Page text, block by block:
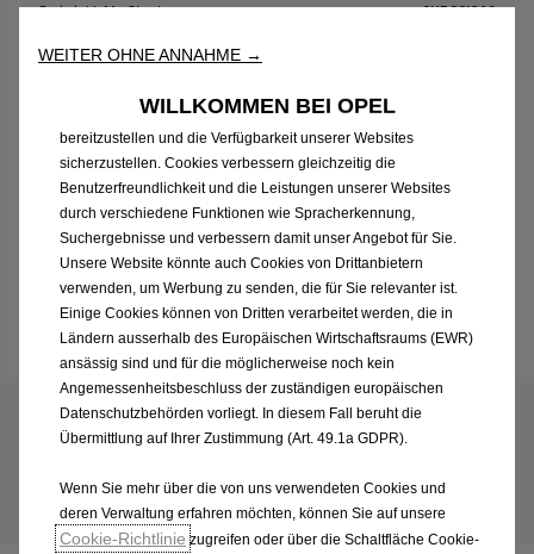
Preis inkl. MwSt. ohne
CHF 36’640
Optionale Ausstattungen
Optionen
Formular wird geöffnet…
Bitte warte einen kleinen Moment…
Neuer Astra Sports Tourer
WEITER OHNE ANNAHME →
WILLKOMMEN BEI OPEL
Wir verwenden Cookies, um Ihnen das bestmögliche Erlebnis auf
Kernfunktionalitäten wie Sicherheit, Netzwerkmanagement
bereitzustellen und die Verfügbarkeit unserer Websites
sicherzustellen. Cookies verbessern gleichzeitig die
Benutzerfreundlichkeit und die Leistungen unserer Websites
durch verschiedene Funktionen wie Spracherkennung,
Suchergebnisse und verbessern damit unser Angebot für Sie.
Unsere Website könnte auch Cookies von Drittanbietern
verwenden, um Werbung zu senden, die für Sie relevanter ist.
Einige Cookies können von Dritten verarbeitet werden, die in
Ländern ausserhalb des Europäischen Wirtschaftsraums (EWR)
ansässig sind und für die möglicherweise noch kein
Angemessenheitsbeschluss der zuständigen europäischen
Datenschutzbehörden vorliegt. In diesem Fall beruht die
Übermittlung auf Ihrer Zustimmung (Art. 49.1a GDPR).
Wenn Sie mehr über die von uns verwendeten Cookies und
deren Verwaltung erfahren möchten, können Sie auf unsere
Cookie-Richtlinie zugreifen oder über die Schaltfläche Cookie-